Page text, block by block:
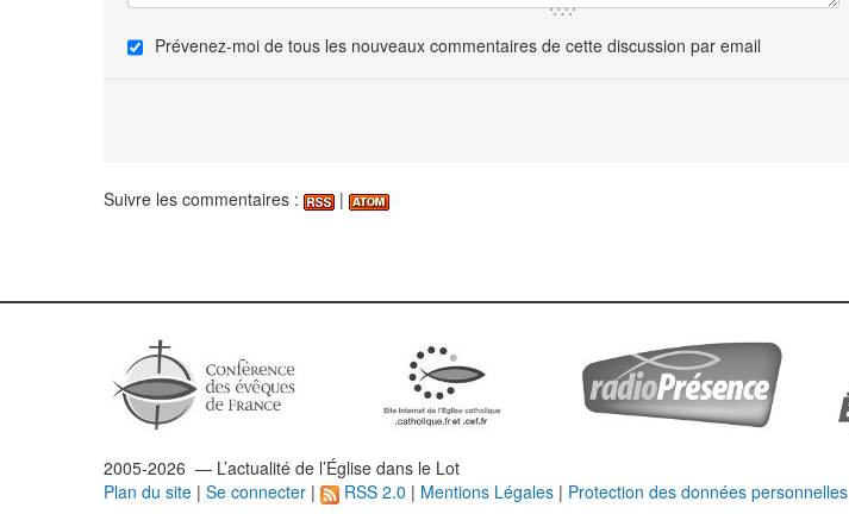
Prévenez-moi de tous les nouveaux commentaires de cette discussion par email
Suivre les commentaires : |
2005-2026 — L’actualité de l’Église dans le Lot
Plan du site | Se connecter | RSS 2.0 | Mentions Légales | Protection des données personnelles